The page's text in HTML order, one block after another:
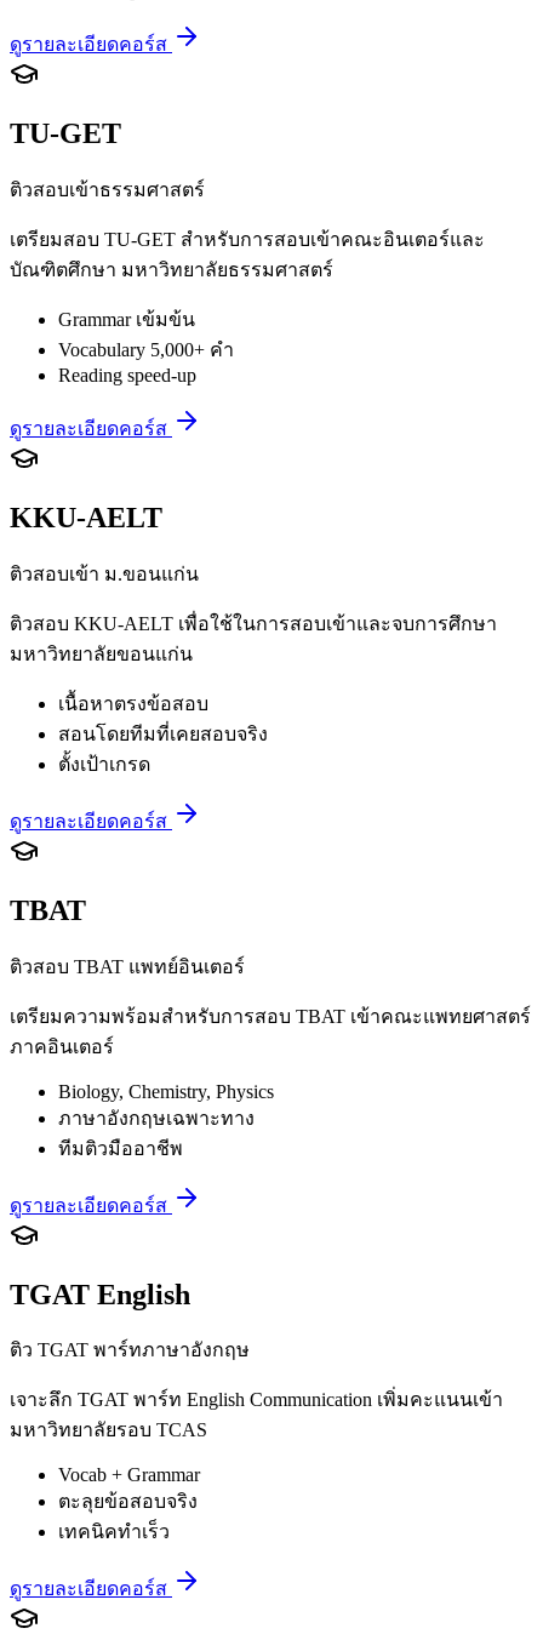
ดูรายละเอียดคอร์ส
TU-GET
ติวสอบเข้าธรรมศาสตร์
เตรียมสอบ TU-GET สำหรับการสอบเข้าคณะอินเตอร์และ
บัณฑิตศึกษา มหาวิทยาลัยธรรมศาสตร์
Grammar เข้มข้น
Vocabulary 5,000+ คำ
Reading speed-up
ดูรายละเอียดคอร์ส
KKU-AELT
ติวสอบเข้า ม.ขอนแก่น
ติวสอบ KKU-AELT เพื่อใช้ในการสอบเข้าและจบการศึกษา
มหาวิทยาลัยขอนแก่น
เนื้อหาตรงข้อสอบ
สอนโดยทีมที่เคยสอบจริง
ตั้งเป้าเกรด
ดูรายละเอียดคอร์ส
TBAT
ติวสอบ TBAT แพทย์อินเตอร์
เตรียมความพร้อมสำหรับการสอบ TBAT เข้าคณะแพทยศาสตร์
ภาคอินเตอร์
Biology, Chemistry, Physics
ภาษาอังกฤษเฉพาะทาง
ทีมติวมืออาชีพ
ดูรายละเอียดคอร์ส
TGAT English
ติว TGAT พาร์ทภาษาอังกฤษ
เจาะลึก TGAT พาร์ท English Communication เพิ่มคะแนนเข้า
มหาวิทยาลัยรอบ TCAS
Vocab + Grammar
ตะลุยข้อสอบจริง
เทคนิคทำเร็ว
ดูรายละเอียดคอร์ส